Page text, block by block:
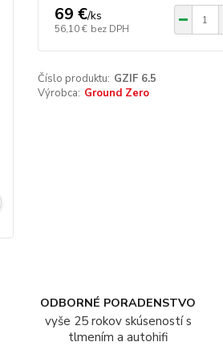
69 €/ks
56,10 € bez DPH
Číslo produktu: GZIF 6.5
Výrobca: Ground Zero
ODBORNÉ PORADENSTVO
vyše 25 rokov skúseností s
tlmením a autohifi